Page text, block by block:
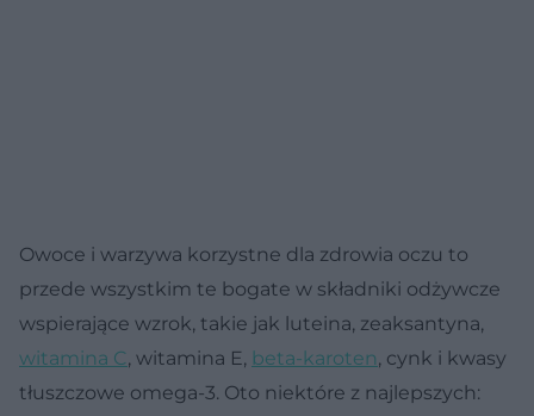
Owoce i warzywa korzystne dla zdrowia oczu to
przede wszystkim te bogate w składniki odżywcze
wspierające wzrok, takie jak luteina, zeaksantyna,
witamina C, witamina E, beta-karoten, cynk i kwasy
tłuszczowe omega-3. Oto niektóre z najlepszych: